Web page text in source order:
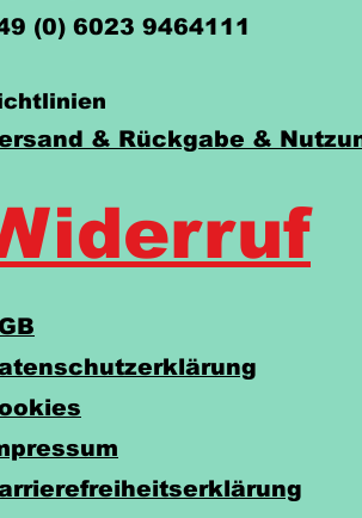
(0) 6023 9464111
& Rückgabe &